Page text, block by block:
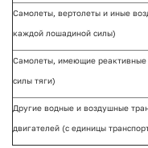
Самолеты, вертолеты и иные
каждой лошадиной силы)
Самолеты, имеющие реактивные
силы тяги)
Другие водные и воздушные
двигателей (с единицы